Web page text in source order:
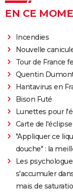
EN CE
Incendies
Nouvelle
Tour de France
Quentin
Hantavirus en
Bison Futé
Lunettes pour
Carte de
"Appliquer ce
douche" : la
Les
s'accumuler
mais de